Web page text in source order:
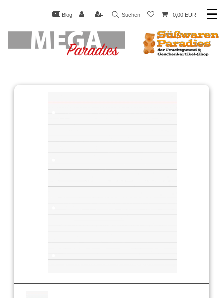
Blog Suchen 0,00 EUR ☰